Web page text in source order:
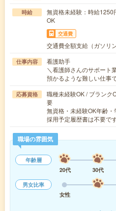
時給
無資格未経験：時給
OK
交通費
交通費全額支給（ガソリ
仕事内容
看護助手
＼看護師さんのサポート
預かるような難しい仕事
応募資格
職種未経験OK / ブランク
要
無資格・未経験OK年齢
採用予定履歴書は不要で
職場の雰囲気
年齢層
20代
30代
男女比率
女性